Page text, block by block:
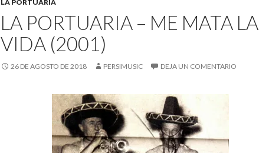
LA PORTUARIA
LA PORTUARIA – ME MATA LA
VIDA (2001)
26 DE AGOSTO DE 2018 PERSIMUSIC DEJA UN COMENTARIO